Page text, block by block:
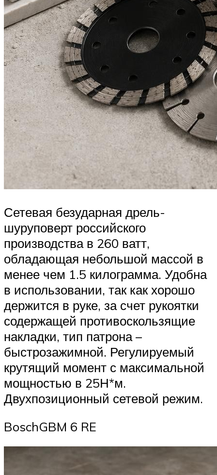
Сетевая безударная дрель-
шуруповерт российского
производства в 260 ватт,
обладающая небольшой массой в
менее чем 1.5 килограмма. Удобна
в использовании, так как хорошо
держится в руке, за счет рукоятки
содержащей противоскользящие
накладки, тип патрона –
быстрозажимной. Регулируемый
крутящий момент с максимальной
мощностью в 25Н*м.
Двухпозиционный сетевой режим.
BoschGBM 6 RE